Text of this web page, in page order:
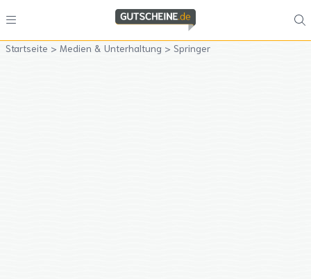
Startseite > Medien & Unterhaltung > Springer